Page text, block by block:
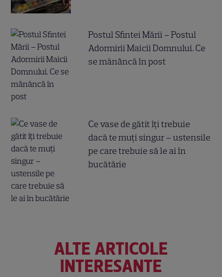
Postul Sfintei Mării – Postul
Adormirii Maicii Domnului. Ce
se mănâncă în post
Ce vase de gătit îți trebuie
dacă te muți singur – ustensile
pe care trebuie să le ai în
bucătărie
ALTE ARTICOLE
INTERESANTE